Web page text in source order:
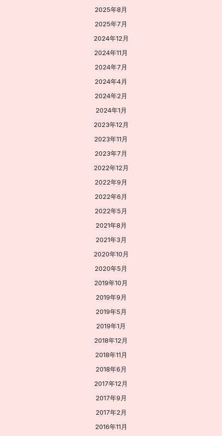
2025年8月
2025年7月
2024年12月
2024年11月
2024年7月
2024年4月
2024年2月
2024年1月
2023年12月
2023年11月
2023年7月
2022年12月
2022年9月
2022年6月
2022年5月
2021年8月
2021年3月
2020年10月
2020年5月
2019年10月
2019年9月
2019年5月
2019年1月
2018年12月
2018年11月
2018年6月
2017年12月
2017年9月
2017年2月
2016年11月